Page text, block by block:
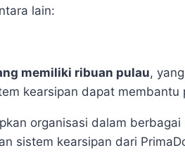
lain:
memiliki ribuan pulau,
kearsipan dapat
organisasi dalam berbagai
sistem kearsipan dari